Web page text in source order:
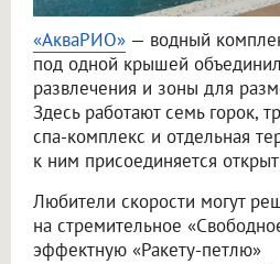
«АкваРИО» — водный
под одной крышей
развлечения и зоны для
Здесь работают семь горок,
спа-комплекс и отдельная
к ним присоединяется
Любители скорости могут
на стремительное
эффектную «Ракету-петлю»